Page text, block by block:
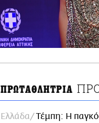
ΠΡΩΤΑΘΛΗΤΡΙΑ
Ελλάδα
Τέμπη: Η